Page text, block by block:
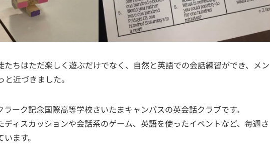
たちはただ楽しく遊ぶだけでなく、自然と英語での会話練習ができ、メン
近づきました。
ーク記念国際高等学校さいたまキャンパスの英会話クラブです。
ディスカッションや会話系のゲーム、英語を使ったイベントなど、毎週さ
ます。